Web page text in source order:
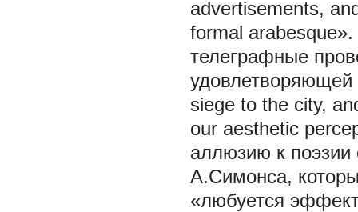
advertisements,
formal arabesque».
телеграфные
удовлетворяющей
siege to the city,
our aesthetic
аллюзию к поэзии
А.Симонса,
«любуется